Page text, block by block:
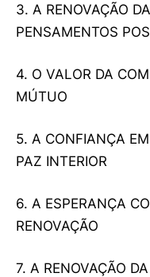
3. A RENOVAÇÃO
PENSAMENTOS
4. O VALOR DA
MÚTUO
5. A CONFIANÇA
PAZ INTERIOR
6. A ESPERANÇA
RENOVAÇÃO
7. A RENOVAÇÃO